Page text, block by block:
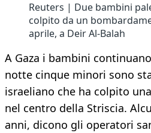
Reuters | Due bambini
colpito da un
aprile, a Deir Al-Balah
A Gaza i bambini
notte cinque minori sono
israeliano che ha colpito
nel centro della Striscia.
anni, dicono gli operatori